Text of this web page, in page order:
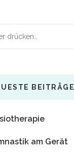
BEITRÄGE
am Gerät